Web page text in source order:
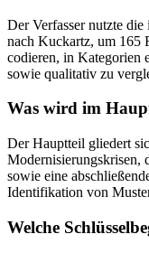
Der Verfasser nutzte
nach Kuckartz, um 165
codieren, in Kategorien
sowie qualitativ zu
Was wird im
Der Hauptteil gliedert
Modernisierungskrisen,
sowie eine
Identifikation von
Welche